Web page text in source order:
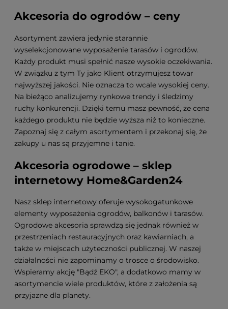
Akcesoria do ogrodów – ceny
Asortyment zawiera jedynie starannie
wyselekcjonowane wyposażenie tarasów i ogrodów.
Każdy produkt musi spełnić nasze wysokie oczekiwania.
W związku z tym Ty jako Klient otrzymujesz towar
najwyższej jakości. Nie oznacza to wcale wysokiej ceny.
Na bieżąco analizujemy rynkowe trendy i śledzimy
ruchy konkurencji. Dzięki temu masz pewność, że cena
każdego produktu nie będzie wyższa niż to konieczne.
Zapoznaj się z całym asortymentem i przekonaj się, że
zakupy u nas są przyjemne i tanie.
Akcesoria ogrodowe – sklep
internetowy Home&Garden24
Nasz sklep internetowy oferuje wysokogatunkowe
elementy wyposażenia ogrodów, balkonów i tarasów.
Ogrodowe akcesoria sprawdzą się jednak również w
przestrzeniach restauracyjnych oraz kawiarniach, a
także w miejscach użyteczności publicznej. W naszej
działalności nie zapominamy o trosce o środowisko.
Wspieramy akcję "Bądź EKO", a dodatkowo mamy w
asortymencie wiele produktów, które z założenia są
przyjazne dla planety.